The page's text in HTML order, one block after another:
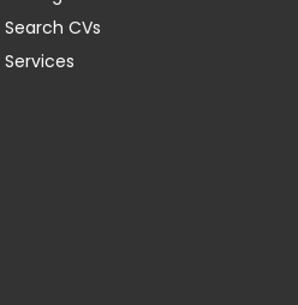
Search CVs
Services